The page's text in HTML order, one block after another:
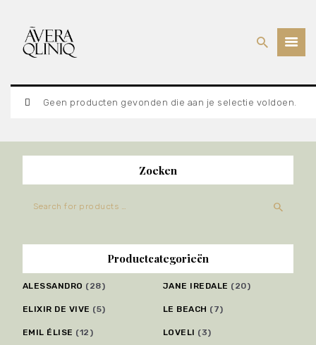
PRIJSLIJST
OVER ONS
Geen producten gevonden die aan je selectie voldoen.
Zoeken
Productcategorieën
ALESSANDRO (28)
ELIXIR DE VIVE (5)
EMIL ÉLISE (12)
JANE IREDALE (20)
LE BEACH (7)
LOVELI (3)